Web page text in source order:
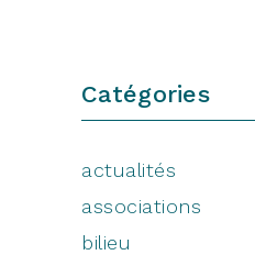
Catégories
actualités
associations
bilieu